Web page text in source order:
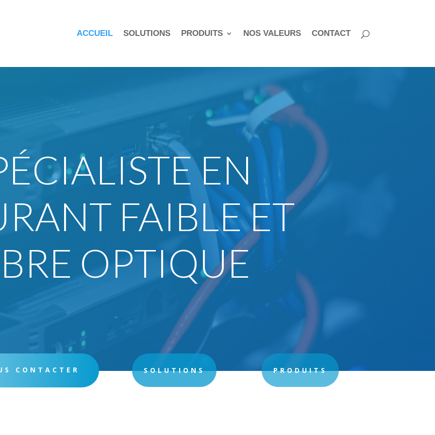
ACCUEIL SOLUTIONS PRODUITS NOS VALEURS CONTACT
EN
FAIBLE ET
OPTIQUE
CONTACTER SOLUTIONS PRODUITS